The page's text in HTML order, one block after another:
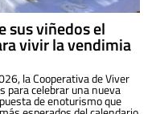
sus viñedos el
vivir la vendimia
la Cooperativa de Viver
para celebrar una nueva
de enoturismo que